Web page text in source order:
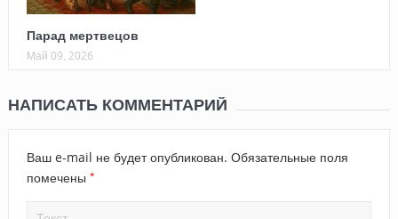
Парад мертвецов
Май 09, 2026
НАПИСАТЬ КОММЕНТАРИЙ
Ваш e-mail не будет опубликован. Обязательные поля
помечены *